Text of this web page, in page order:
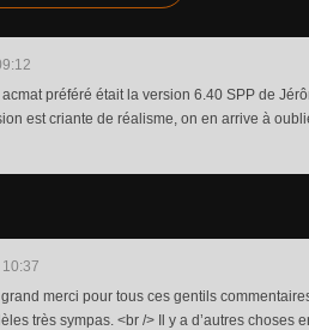
préféré était la version 6.40 SPP de
est criante de réalisme, on en arrive à
merci pour tous ces gentils
très sympas. <br /> Il y a d’autres choses